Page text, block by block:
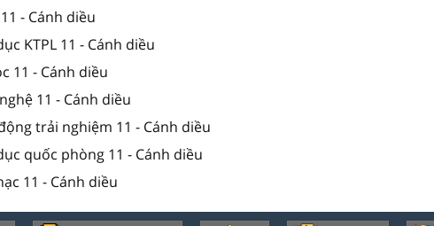
- Cánh diều
KTPL 11 - Cánh diều
11 - Cánh diều
11 - Cánh diều
trải nghiệm 11 - Cánh diều
quốc phòng 11 - Cánh diều
11 - Cánh diều